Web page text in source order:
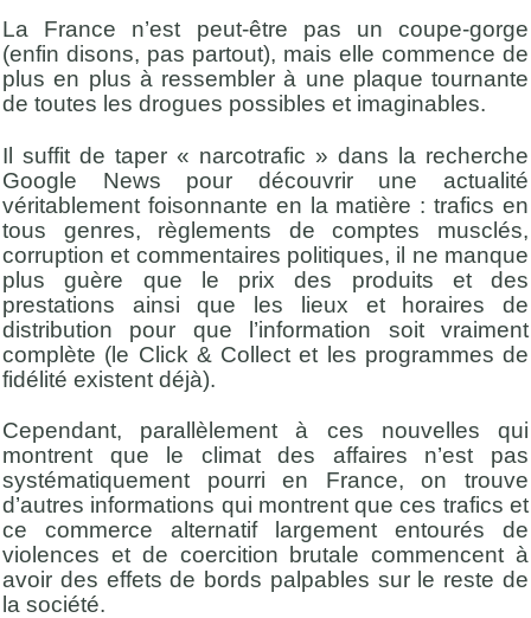
La France n’est peut-être pas un coupe-gorge
(enfin disons, pas partout), mais elle commence de
plus en plus à ressembler à une plaque tournante
de toutes les drogues possibles et imaginables.
Il suffit de taper « narcotrafic » dans la recherche
Google News pour découvrir une actualité
véritablement foisonnante en la matière : trafics en
tous genres, règlements de comptes musclés,
corruption et commentaires politiques, il ne manque
plus guère que le prix des produits et des
prestations ainsi que les lieux et horaires de
distribution pour que l’information soit vraiment
complète (le Click & Collect et les programmes de
fidélité existent déjà).
Cependant, parallèlement à ces nouvelles qui
montrent que le climat des affaires n’est pas
systématiquement pourri en France, on trouve
d’autres informations qui montrent que ces trafics et
ce commerce alternatif largement entourés de
violences et de coercition brutale commencent à
avoir des effets de bords palpables sur le reste de
la société.